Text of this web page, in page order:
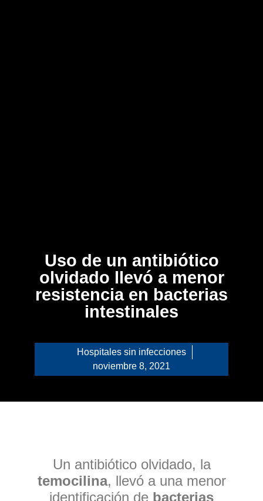
Uso de un antibiótico
olvidado llevó a menor
resistencia en bacterias
intestinales
Hospitales sin infecciones
noviembre 8, 2021
Un antibiótico olvidado, la
temocilina, llevó a una menor
identificación de bacterias